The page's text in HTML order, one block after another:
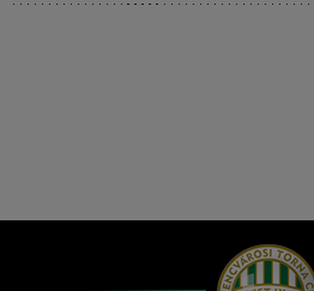
Hírek